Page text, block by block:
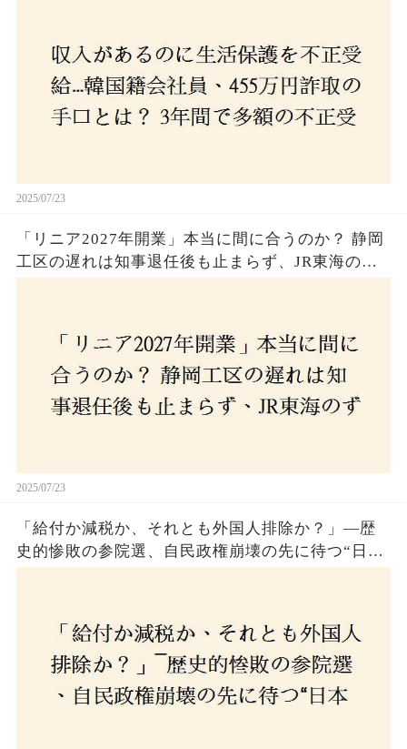
2025/07/23
「リニア2027年開業」本当に間に合うのか？ 静岡
工区の遅れは知事退任後も止まらず、JR東海のず
2025/07/23
「給付か減税か、それとも外国人排除か？」―歴
史的惨敗の参院選、自民政権崩壊の先に待つ“日本